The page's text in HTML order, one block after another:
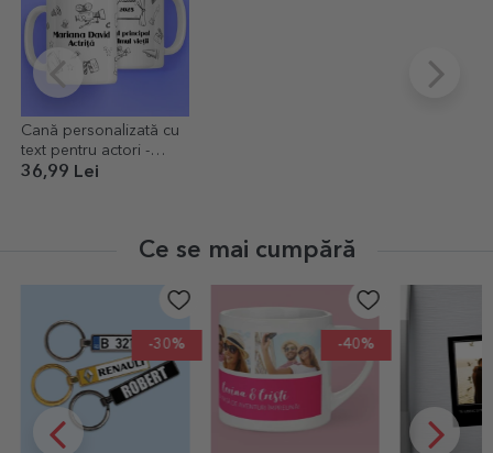
Cană personalizată cu
text pentru actori -
Hand drawn set
36,99 Lei
Ce se mai cumpără
-30% -40%